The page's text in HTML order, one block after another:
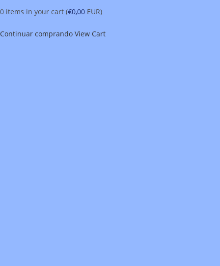
0 items in your cart (€0,00 EUR)
Continuar comprando View Cart